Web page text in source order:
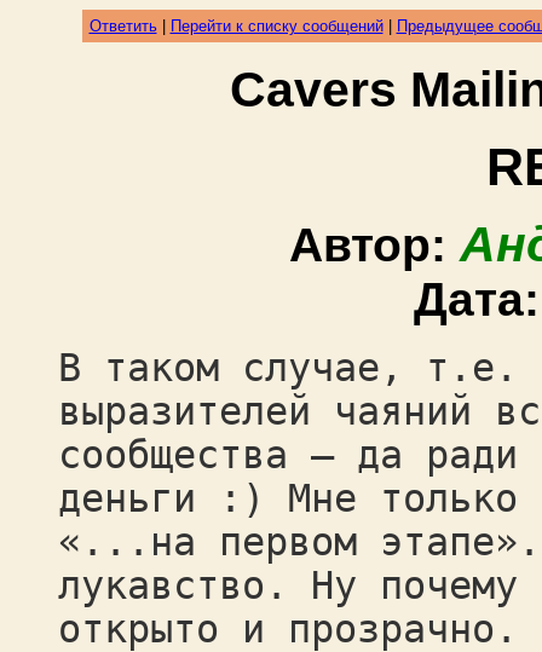
Ответить| Перейти к списку сообщений| Предыдущее
Cavers
Автор:
В таком случае, т.е.
выразителей чаяний
сообщества — да
деньги :) Мне только
«...на первом этапе».
лукавство. Ну почему
открыто и прозрачно.